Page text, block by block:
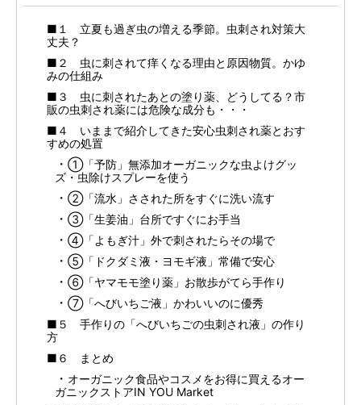
■１ 立夏も過ぎ虫の増える季節。虫刺され対策大
丈夫？
■２ 虫に刺されて痒くなる理由と原因物質。かゆ
みの仕組み
■３ 虫に刺されたあとの塗り薬、どうしてる？市
販の虫刺され薬には危険な成分も・・・
■４ いままで紹介してきた安心虫刺され薬とおす
すめの処置
①「予防」無添加オーガニックな虫よけグッ
ズ・虫除けスプレーを使う
②「流水」さされた所をすぐに洗い流す
③「生姜油」台所ですぐにお手当
④「よもぎ汁」外で刺されたらその場で
⑤「ドクダミ液・ヨモギ液」常備で安心
⑥「ヤマモモ塗り薬」お散歩がてら手作り
⑦「へびいちご液」かわいいのに優秀
■５ 手作りの「へびいちごの虫刺され液」の作り
方
■６ まとめ
オーガニック食品やコスメをお得に買えるオー
ガニックストアIN YOU Market